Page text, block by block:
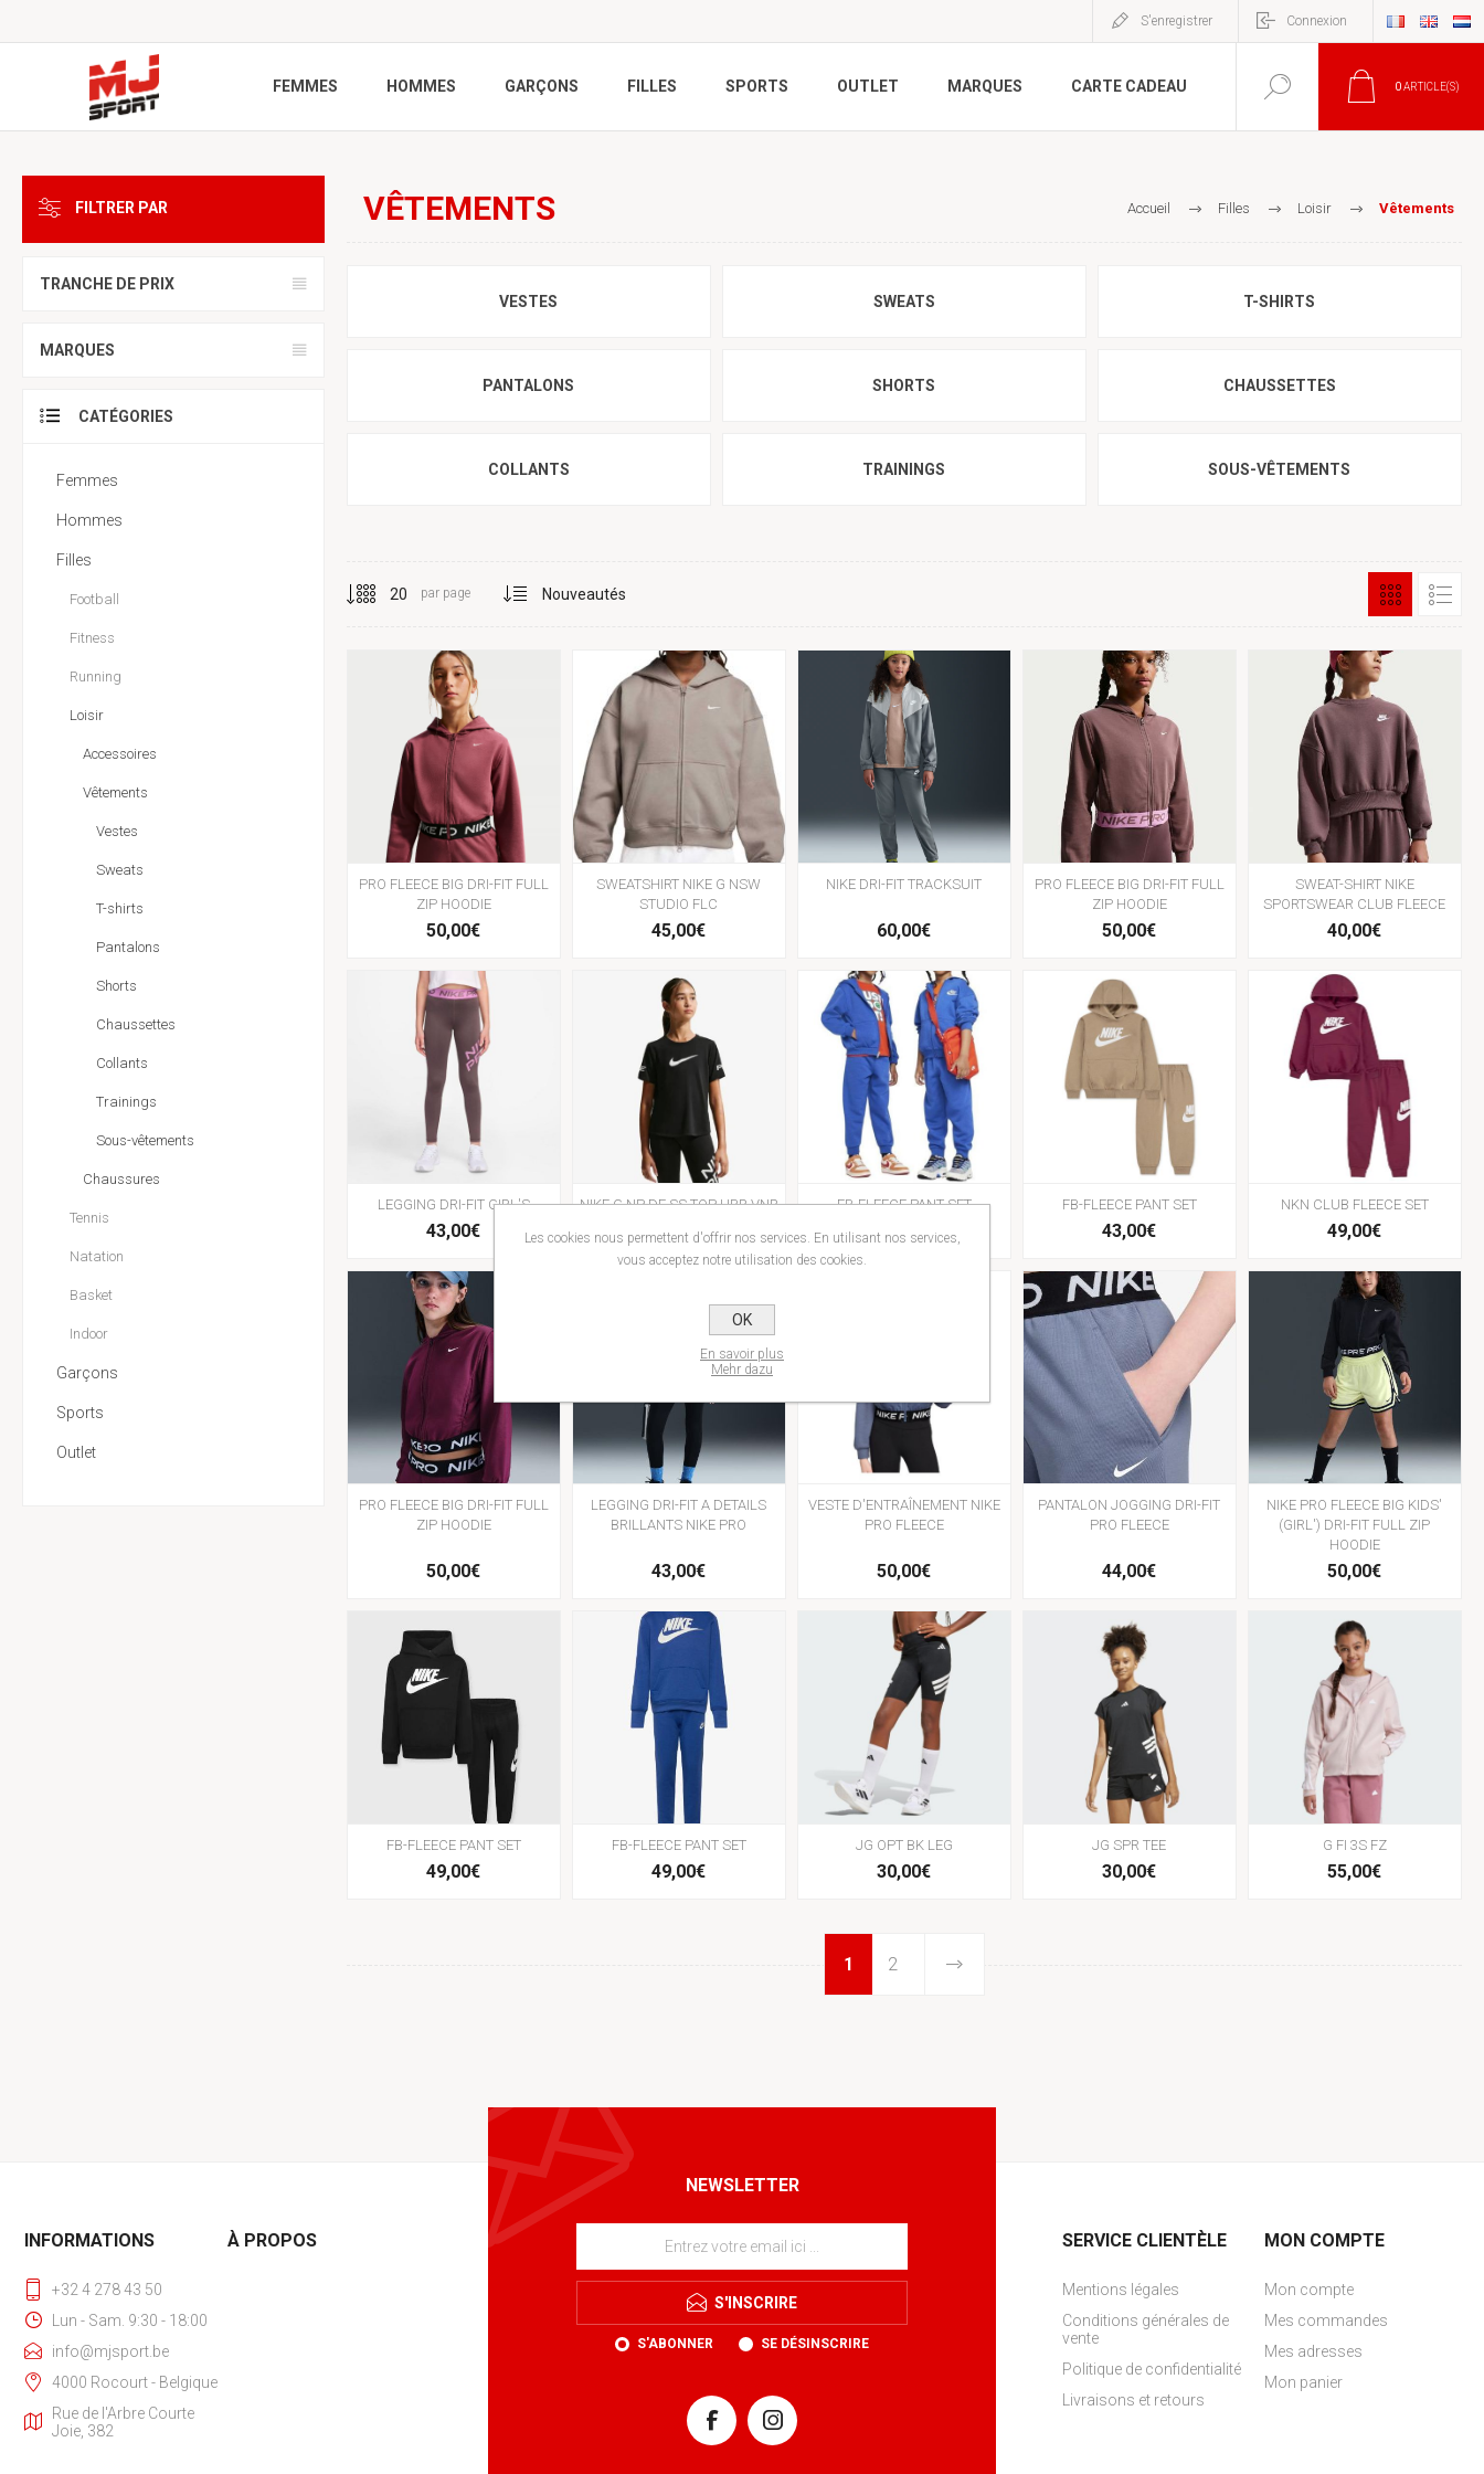
S'enregistrer Connexion
FEMMES HOMMES GARÇONS FILLES SPORTS OUTLET MARQUES CARTE CADEAU 0ARTICLE(S)
Accueil Filles Loisir Vêtements
VÊTEMENTS
VESTES SWEATS T-SHIRTS
PANTALONS SHORTS CHAUSSETTES
COLLANTS TRAININGS SOUS-VÊTEMENTS
par page
PRO FLEECE BIG DRI-FIT FULL
ZIP HOODIE
50,00€
SWEATSHIRT NIKE G NSW
STUDIO FLC
45,00€
NIKE DRI-FIT TRACKSUIT
60,00€
PRO FLEECE BIG DRI-FIT FULL
ZIP HOODIE
50,00€
SWEAT-SHIRT NIKE
SPORTSWEAR CLUB FLEECE
40,00€
LEGGING DRI-FIT GIRL'S
43,00€
NIKE G NP DF SS TOP HBR VNR
34,00€
FB-FLEECE PANT SET
50,00€
FB-FLEECE PANT SET
43,00€
NKN CLUB FLEECE SET
49,00€
PRO FLEECE BIG DRI-FIT FULL
ZIP HOODIE
50,00€
LEGGING DRI-FIT A DETAILS
BRILLANTS NIKE PRO
43,00€
VESTE D'ENTRAÎNEMENT NIKE
PRO FLEECE
50,00€
PANTALON JOGGING DRI-FIT
PRO FLEECE
44,00€
NIKE PRO FLEECE BIG KIDS'
(GIRL') DRI-FIT FULL ZIP
HOODIE
50,00€
FB-FLEECE PANT SET
49,00€
FB-FLEECE PANT SET
49,00€
JG OPT BK LEG
30,00€
JG SPR TEE
30,00€
G FI 3S FZ
55,00€
1 2
FILTRER PAR
TRANCHE DE PRIX
MARQUES
CATÉGORIES
Femmes
Hommes
Filles
Football
Fitness
Running
Loisir
Accessoires
Vêtements
Vestes
Sweats
T-shirts
Pantalons
Shorts
Chaussettes
Collants
Trainings
Sous-vêtements
Chaussures
Tennis
Natation
Basket
Indoor
Garçons
Sports
Outlet
NEWSLETTER
S'INSCRIRE
S'ABONNER SE DÉSINSCRIRE
INFORMATIONS
+32 4 278 43 50
Lun - Sam. 9:30 - 18:00
info@mjsport.be
4000 Rocourt - Belgique
Rue de l'Arbre Courte
Joie, 382
À PROPOS SERVICE CLIENTÈLE
Mentions légales
Conditions générales de
vente
Politique de confidentialité
Livraisons et retours
MON COMPTE
Mon compte
Mes commandes
Mes adresses
Mon panier
Les cookies nous permettent d'offrir nos services. En utilisant nos services,
vous acceptez notre utilisation des cookies.
OK
En savoir plus
Mehr dazu